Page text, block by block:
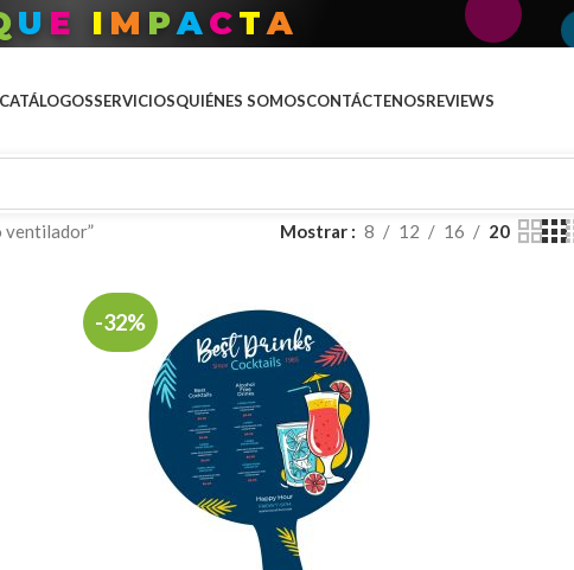
U E I M PACTA
CATÁLOGOSSERVICIOSQUIÉNES SOMOSCONTÁCTENOSREVIEWS
ventilador” Mostrar 8 12 16 20
-32%